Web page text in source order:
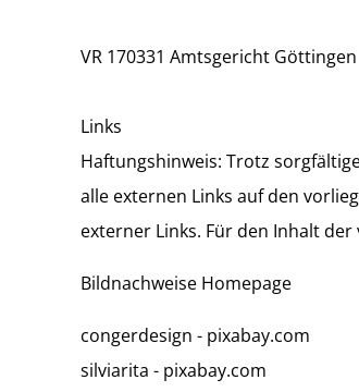
VR 170331 Amtsgericht Göttingen
Links
Haftungshinweis: Trotz
alle externen Links auf den
externer Links. Für den Inhalt
Bildnachweise Homepage
congerdesign - pixabay.com
silviarita - pixabay.com